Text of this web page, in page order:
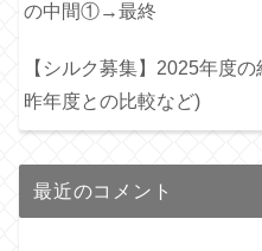
の中間①→最終
【シルク募集】2025年度
昨年度との比較など)
最近のコメント